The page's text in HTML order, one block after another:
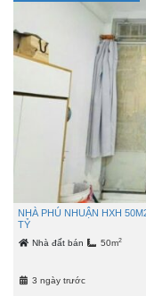
NHÀ PHÚ NHUẬN HXH
TỶ
Nhà đất bán 50m2
3 ngày trước